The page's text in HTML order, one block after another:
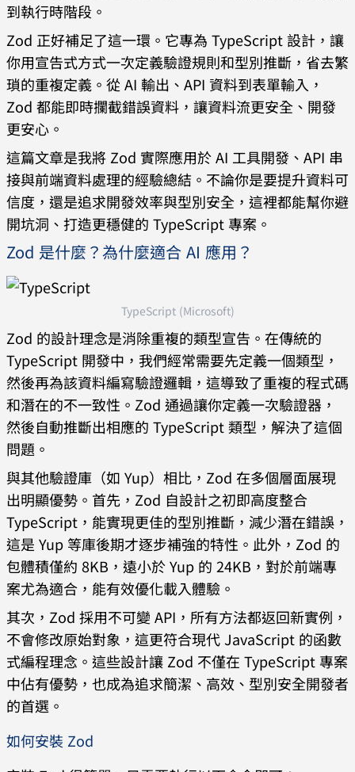
到執行時階段。
Zod 正好補足了這一環。它專為 TypeScript 設計，讓
你用宣告式方式一次定義驗證規則和型別推斷，省去繁
瑣的重複定義。從 AI 輸出、API 資料到表單輸入，
Zod 都能即時攔截錯誤資料，讓資料流更安全、開發
更安心。
這篇文章是我將 Zod 實際應用於 AI 工具開發、API 串
接與前端資料處理的經驗總結。不論你是要提升資料可
信度，還是追求開發效率與型別安全，這裡都能幫你避
開坑洞、打造更穩健的 TypeScript 專案。
Zod 是什麼？為什麼適合 AI 應用？
TypeScript (Microsoft)
Zod 的設計理念是消除重複的類型宣告。在傳統的
TypeScript 開發中，我們經常需要先定義一個類型，
然後再為該資料編寫驗證邏輯，這導致了重複的程式碼
和潛在的不一致性。Zod 通過讓你定義一次驗證器，
然後自動推斷出相應的 TypeScript 類型，解決了這個
問題。
與其他驗證庫（如 Yup）相比，Zod 在多個層面展現
出明顯優勢。首先，Zod 自設計之初即高度整合
TypeScript，能實現更佳的型別推斷，減少潛在錯誤，
這是 Yup 等庫後期才逐步補強的特性。此外，Zod 的
包體積僅約 8KB，遠小於 Yup 的 24KB，對於前端專
案尤為適合，能有效優化載入體驗。
其次，Zod 採用不可變 API，所有方法都返回新實例，
不會修改原始對象，這更符合現代 JavaScript 的函數
式編程理念。這些設計讓 Zod 不僅在 TypeScript 專案
中佔有優勢，也成為追求簡潔、高效、型別安全開發者
的首選。
如何安裝 Zod